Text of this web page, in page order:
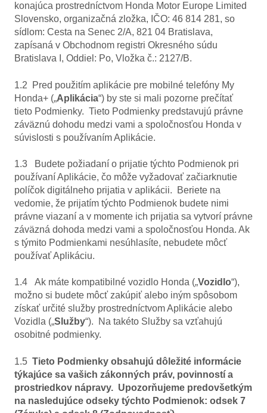
konajúca prostredníctvom Honda Motor Europe Limited
Slovensko, organizačná zložka, IČO: 46 814 281, so
sídlom: Cesta na Senec 2/A, 821 04 Bratislava,
zapísaná v Obchodnom registri Okresného súdu
Bratislava I, Oddiel: Po, Vložka č.: 2127/B.
1.2 Pred použitím aplikácie pre mobilné telefóny My
Honda+ („Aplikácia“) by ste si mali pozorne prečítať
tieto Podmienky. Tieto Podmienky predstavujú právne
záväznú dohodu medzi vami a spoločnosťou Honda v
súvislosti s používaním Aplikácie.
1.3 Budete požiadaní o prijatie týchto Podmienok pri
používaní Aplikácie, čo môže vyžadovať začiarknutie
políčok digitálneho prijatia v aplikácii. Beriete na
vedomie, že prijatím týchto Podmienok budete nimi
právne viazaní a v momente ich prijatia sa vytvorí právne
záväzná dohoda medzi vami a spoločnosťou Honda. Ak
s týmito Podmienkami nesúhlasíte, nebudete môcť
používať Aplikáciu.
1.4 Ak máte kompatibilné vozidlo Honda („Vozidlo“),
možno si budete môcť zakúpiť alebo iným spôsobom
získať určité služby prostredníctvom Aplikácie alebo
Vozidla („Služby“). Na takéto Služby sa vzťahujú
osobitné podmienky.
1.5 Tieto Podmienky obsahujú dôležité informácie
týkajúce sa vašich zákonných práv, povinností a
prostriedkov nápravy. Upozorňujeme predovšetkým
na nasledujúce odseky týchto Podmienok: odsek 7